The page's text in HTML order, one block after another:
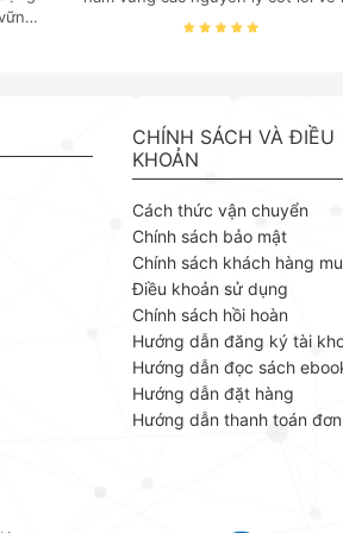
trị,
thống thông tin, cấu trúc dữ liệu,
mực và chuyên sâu, Nhà xuất bản
Bách khoa phát hành bộ ebook
chuyên ngành của tác giả Thạc
Cường – một giảng viên giàu kinh
nghiệm với cách tiếp cận khoa học,
thực tiễn.
CHÍNH SÁCH VÀ ĐIỀU
KHOẢN
Cách thức vận chuyển
Chính sách bảo mật
Chính sách khách hàng
Điều khoản sử dụng
Chính sách hồi hoàn
Hướng dẫn đăng ký tài
Hướng dẫn đọc sách
Hướng dẫn đặt hàng
Hướng dẫn thanh toán